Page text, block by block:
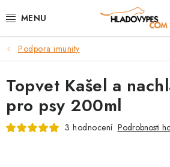
na
POTŘEBY PRO PSY
TAMI PŘEPRAVNÍ BOXY
SPORT SE PSEM
Podpora imunity
Topvet Kašel a
pro psy 200ml
3 hodnocení Podrobnosti